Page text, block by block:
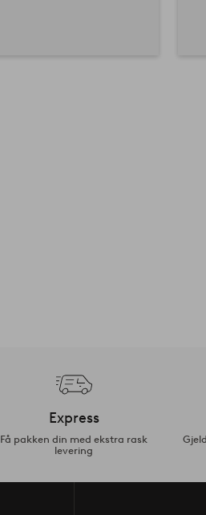
Express
Få pakken din med ekstra rask
levering